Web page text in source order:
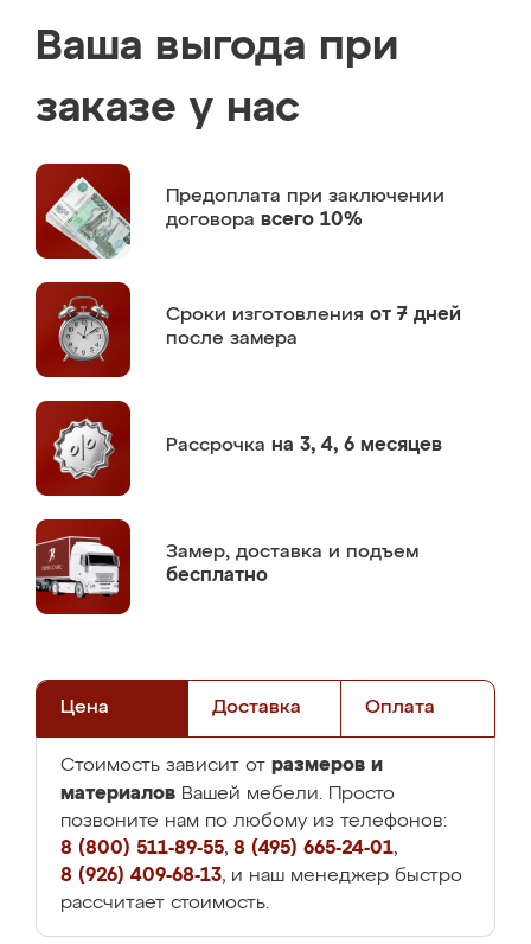
Ваша выгода при
заказе у нас
Предоплата при заключении
договора всего 10%
Сроки изготовления от 7 дней
после замера
Рассрочка на 3, 4, 6 месяцев
Замер, доставка и подъем
бесплатно
Цена Доставка Оплата
Стоимость зависит от размеров и
материалов Вашей мебели. Просто
позвоните нам по любому из телефонов:
8 (800) 511-89-55, 8 (495) 665-24-01,
8 (926) 409-68-13, и наш менеджер быстро
рассчитает стоимость.